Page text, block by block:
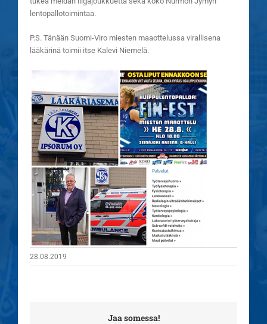
lentopallotoimintaa.
P.S. Tänään Suomi-Viro miesten maaottelussa virallisena
lääkärinä toimii itse Kalevi Niemelä.
28.08.2019
Jaa somessa!